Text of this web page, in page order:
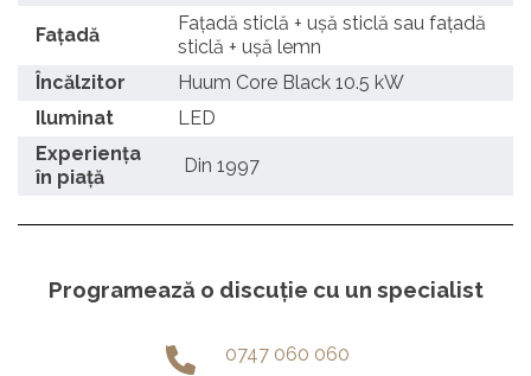
Fațadă
Fațadă sticlă + ușă sticlă sau fațadă
sticlă + ușă lemn
Încălzitor
Huum Core Black 10.5 kW
Iluminat
LED
Experiența
în piață
Din 1997
Programează o discuție cu un specialist
0747 060 060